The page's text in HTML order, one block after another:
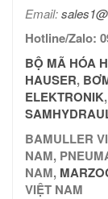
Email:
Hotline/Zalo:
BỘ MÃ HÓA
HAUSER,
ELEKTRONIK,
BAMULLER
NAM,
NAM,
VIỆT NAM